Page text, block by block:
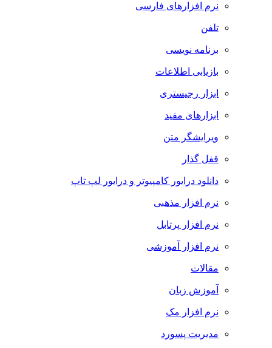
نرم افزارهای فارسی
تلفن
برنامه نویسی
بازیابی اطلاعات
ابزار رجیستری
ابزارهای مفید
ویرایشگر متن
قفل گذار
دانلود درایور کامپیوتر و درایور لپ تاپ
نرم افزار مذهبی
نرم افزار پرتابل
نرم افزار آموزشی
مقالات
آموزش زبان
نرم افزار مک
مدیریت پسورد